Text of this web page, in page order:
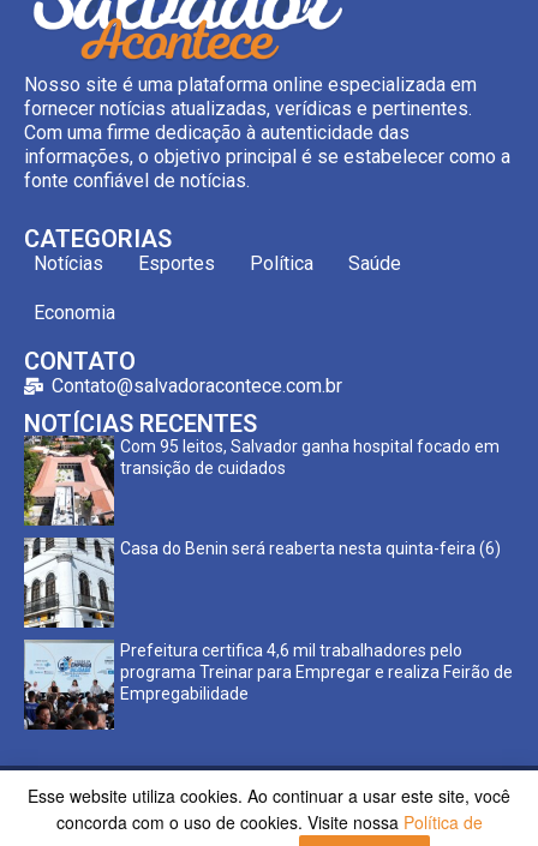
Nosso site é uma plataforma online especializada em
fornecer notícias atualizadas, verídicas e pertinentes.
Com uma firme dedicação à autenticidade das
informações, o objetivo principal é se estabelecer como a
fonte confiável de notícias.
CATEGORIAS
Notícias Esportes Política Saúde
Economia
CONTATO
Contato@salvadoracontece.com.br
NOTÍCIAS RECENTES
Com 95 leitos, Salvador ganha hospital focado em
transição de cuidados
Casa do Benin será reaberta nesta quinta-feira (6)
Prefeitura certifica 4,6 mil trabalhadores pelo
programa Treinar para Empregar e realiza Feirão de
Empregabilidade
Copyright ©2023 Salvador Acontece. Todos os direitos
reservados | Desenvolvido porPoppy Sites.
Esse website utiliza cookies. Ao continuar a usar este site, você
concorda com o uso de cookies. Visite nossa Política de